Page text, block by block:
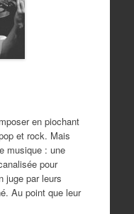
en piochant
et rock. Mais
musique : une
pour
juge par leurs
Au point que leur